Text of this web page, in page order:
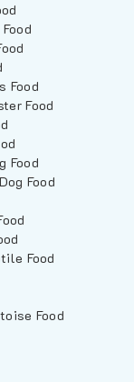
Food
Food
Food
Food
Food
Food